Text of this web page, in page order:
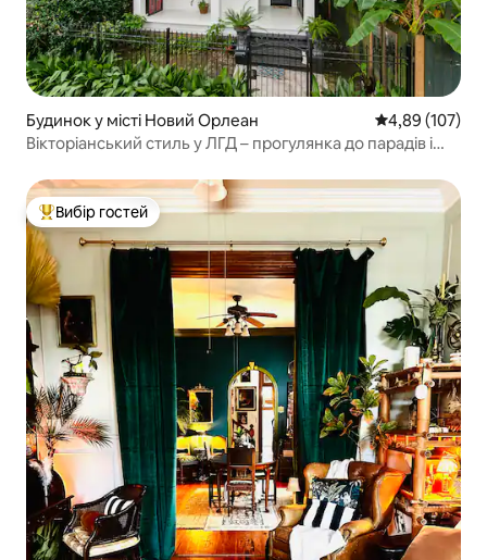
Будинок у місті Новий Орлеан Середня
4,89 (107)
Вікторіанський стиль у ЛГД – прогулянка до парадів і
Топ вибір гостей
Вибір гостей